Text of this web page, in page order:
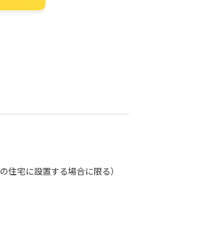
宅に設置する場合に限る）